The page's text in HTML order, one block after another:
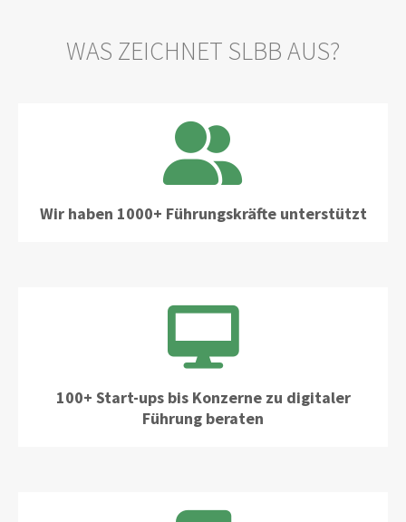
WAS ZEICHNET SLBB AUS?
Wir haben 1000+ Führungskräfte unterstützt
100+ Start-ups bis Konzerne zu digitaler
Führung beraten